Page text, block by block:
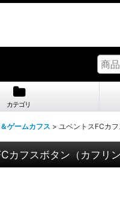
カテゴリ
ゲームカフス > ユベントスFCカフ
カフスボタン（カフリン